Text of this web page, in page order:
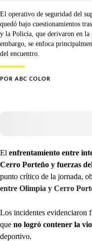
El operativo de seguridad del
quedó bajo cuestionamientos
y la Policía, que derivaron en
embargo, se enfoca
del encuentro.
POR ABC COLOR
El enfrentamiento entre
Cerro Porteño y fuerzas
punto crítico de la jornada,
entre Olimpia y Cerro
Los incidentes evidenciaron
que no logró contener la
deportivo.